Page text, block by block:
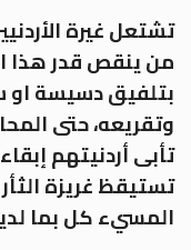
تشتعل غيرة
من ينقص قدر هذا
بتلفيق دسيسة
وتقريعه، حتى
تأبى أردنيتهم
تستيقظ غريزة
المسيء كل بما